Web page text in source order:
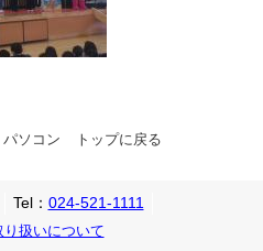
パソコン トップに戻る
Tel： 024-521-1111
扱いについて